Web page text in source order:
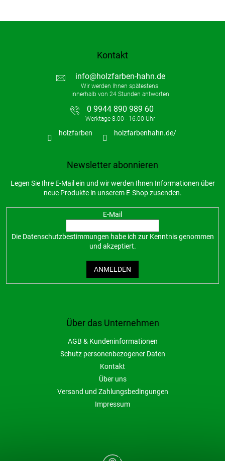
Über das Unternehmen
AGB & Kundeninformationen
Schutz personenbezogener Daten
Kontakt
Über uns
Versand und Zahlungsbedingungen
Impressum
Kontakt
info@holzfarben-hahn.de
0 9944 890 989 60
holzfarben holzfarbenhahn.de/
Newsletter abonnieren
Legen Sie Ihre E-Mail ein und wir werden Ihnen Informationen über
neue Produkte in unserem E-Shop zusenden.
E-Mail
Die Datenschutzbestimmungen habe ich zur Kenntnis genommen
und akzeptiert.
ANMELDEN